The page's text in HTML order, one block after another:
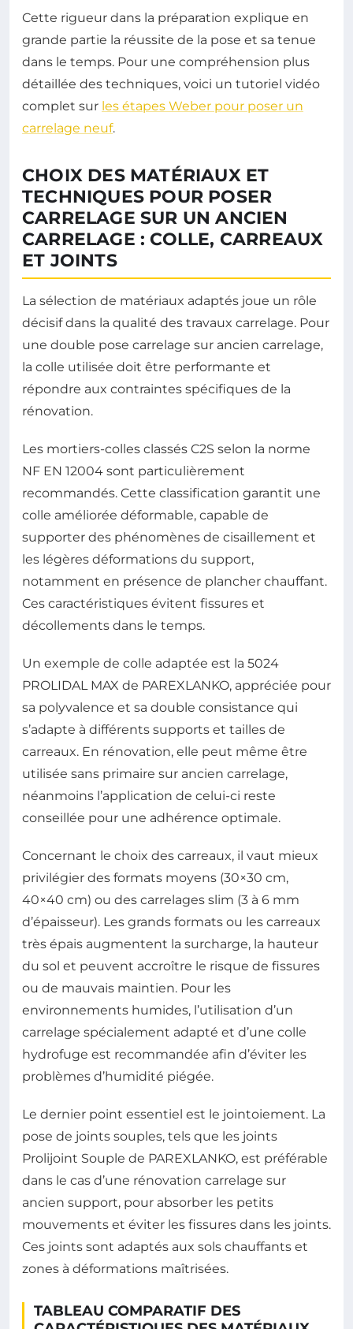
Cette rigueur dans la préparation explique en
grande partie la réussite de la pose et sa tenue
dans le temps. Pour une compréhension plus
détaillée des techniques, voici un tutoriel vidéo
complet sur les étapes Weber pour poser un
carrelage neuf.
CHOIX DES MATÉRIAUX ET
TECHNIQUES POUR POSER
CARRELAGE SUR UN ANCIEN
CARRELAGE : COLLE, CARREAUX
ET JOINTS
La sélection de matériaux adaptés joue un rôle
décisif dans la qualité des travaux carrelage. Pour
une double pose carrelage sur ancien carrelage,
la colle utilisée doit être performante et
répondre aux contraintes spécifiques de la
rénovation.
Les mortiers-colles classés C2S selon la norme
NF EN 12004 sont particulièrement
recommandés. Cette classification garantit une
colle améliorée déformable, capable de
supporter des phénomènes de cisaillement et
les légères déformations du support,
notamment en présence de plancher chauffant.
Ces caractéristiques évitent fissures et
décollements dans le temps.
Un exemple de colle adaptée est la 5024
PROLIDAL MAX de PAREXLANKO, appréciée pour
sa polyvalence et sa double consistance qui
s’adapte à différents supports et tailles de
carreaux. En rénovation, elle peut même être
utilisée sans primaire sur ancien carrelage,
néanmoins l’application de celui-ci reste
conseillée pour une adhérence optimale.
Concernant le choix des carreaux, il vaut mieux
privilégier des formats moyens (30×30 cm,
40×40 cm) ou des carrelages slim (3 à 6 mm
d’épaisseur). Les grands formats ou les carreaux
très épais augmentent la surcharge, la hauteur
du sol et peuvent accroître le risque de fissures
ou de mauvais maintien. Pour les
environnements humides, l’utilisation d’un
carrelage spécialement adapté et d’une colle
hydrofuge est recommandée afin d’éviter les
problèmes d’humidité piégée.
Le dernier point essentiel est le jointoiement. La
pose de joints souples, tels que les joints
Prolijoint Souple de PAREXLANKO, est préférable
dans le cas d’une rénovation carrelage sur
ancien support, pour absorber les petits
mouvements et éviter les fissures dans les joints.
Ces joints sont adaptés aux sols chauffants et
zones à déformations maîtrisées.
TABLEAU COMPARATIF DES